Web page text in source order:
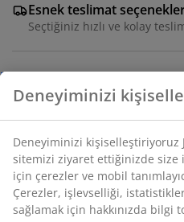
Esnek teslimat
Seçtiğiniz hızlı ve kolay
Örme deniz yosunundan
dokunuş katar. G20 x U24 x
SKU: 4912904